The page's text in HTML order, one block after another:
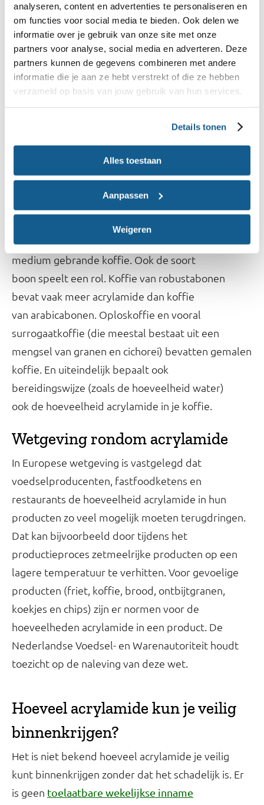
analyseren, content en advertenties te personaliseren en
om functies voor social media te bieden. Ook delen we
informatie over je gebruik van onze site met onze
partners voor analyse, social media en adverteren. Deze
partners kunnen de gegevens combineren met andere
informatie die je aan ze hebt verstrekt of die ze hebben
verzameld op basis van jouw gebruik van hun services.
Details tonen
Alles toestaan
Aanpassen
Weigeren
groenten kan acrylamide ontstaan. Bijvoorbeeld bij
wortel of zoete aardappel worden soms hogere
gehaltes acrylamide gevonden dan bij
aardappel. Ook tijdens het roosteren van
brood ontstaat acrylamide. Hoe donkerder het
geroosterde brood, hoe meer acrylamide.
Tijdens het roosteren van koffiebonen ontstaat
acrylamide. Fabrikanten kunnen hier rekening mee
houden door goed te kijken naar de beste
combinatie van brandtijd, temperatuur en
brandkleur. Donker gebrande (dark roast) koffie
bevat meestal minder acrylamide dan licht of
medium gebrande koffie. Ook de soort
boon speelt een rol. Koffie van robustabonen
bevat vaak meer acrylamide dan koffie
van arabicabonen. Oploskoffie en vooral
surrogaatkoffie (die meestal bestaat uit een
mengsel van granen en cichorei) bevatten gemalen
koffie. En uiteindelijk bepaalt ook
bereidingswijze (zoals de hoeveelheid water)
ook de hoeveelheid acrylamide in je koffie.
Wetgeving rondom acrylamide
In Europese wetgeving is vastgelegd dat
voedselproducenten, fastfoodketens en
restaurants de hoeveelheid acrylamide in hun
producten zo veel mogelijk moeten terugdringen.
Dat kan bijvoorbeeld door tijdens het
productieproces zetmeelrijke producten op een
lagere temperatuur te verhitten. Voor gevoelige
producten (friet, koffie, brood, ontbijtgranen,
koekjes en chips) zijn er normen voor de
hoeveelheden acrylamide in een product. De
Nederlandse Voedsel- en Warenautoriteit houdt
toezicht op de naleving van deze wet.
Hoeveel acrylamide kun je veilig
binnenkrijgen?
Het is niet bekend hoeveel acrylamide je veilig
kunt binnenkrijgen zonder dat het schadelijk is. Er
is geen toelaatbare wekelijkse inname